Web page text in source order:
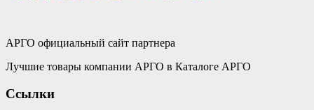
АРГО официальный сайт партнера
Лучшие товары компании АРГО в Каталоге АРГО
Ссылки